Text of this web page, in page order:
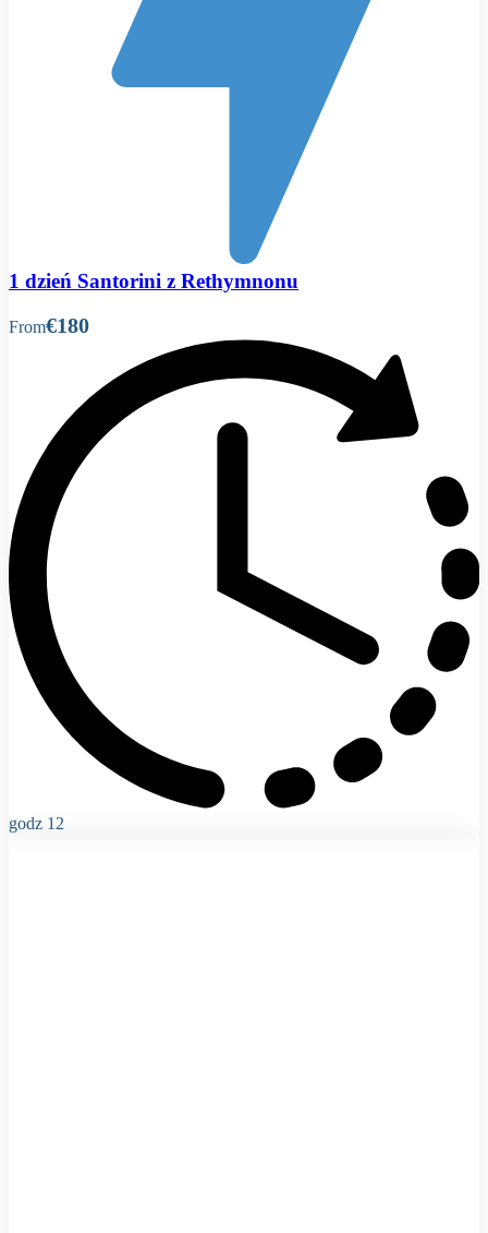
1 dzień Santorini z Rethymnonu
From€180
godz 12